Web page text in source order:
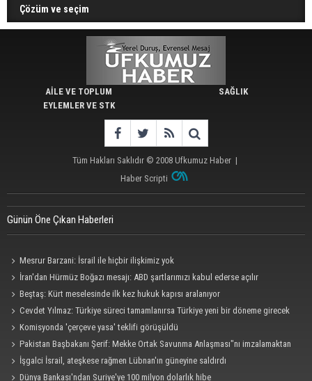
Çözüm ve seçim
AİLE VE TOPLUM
EYLEMLER VE STK
SAĞLIK
Tüm Hakları Saklıdır © 2008 Ufkumuz Haber |
Haber Scripti
Günün Öne Çıkan Haberleri
Mesrur Barzani: İsrail ile hiçbir ilişkimiz yok
İran'dan Hürmüz Boğazı mesajı: ABD şartlarımızı kabul ederse açılır
Beştaş: Kürt meselesinde ilk kez hukuk kapısı aralanıyor
Cevdet Yılmaz: Türkiye süreci tamamlanırsa Türkiye yeni bir döneme girecek
Komisyonda 'çerçeve yasa' teklifi görüşüldü
Pakistan Başbakanı Şerif: Mekke Ortak Savunma Anlaşması"nı imzalamaktan
onur duyuyorum
İşgalci İsrail, ateşkese rağmen Lübnan'ın güneyine saldırdı
Dünya Bankası'ndan Suriye'ye 100 milyon dolarlık hibe